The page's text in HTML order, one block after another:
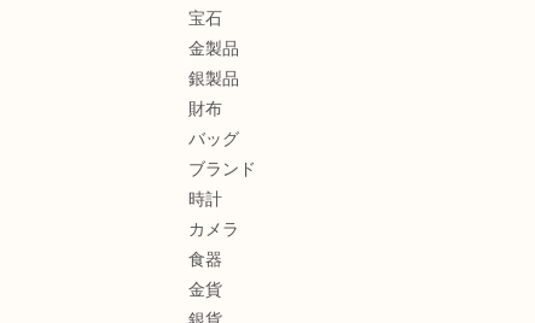
宝石
金製品
銀製品
財布
バッグ
ブランド
時計
カメラ
食器
金貨
銀貨